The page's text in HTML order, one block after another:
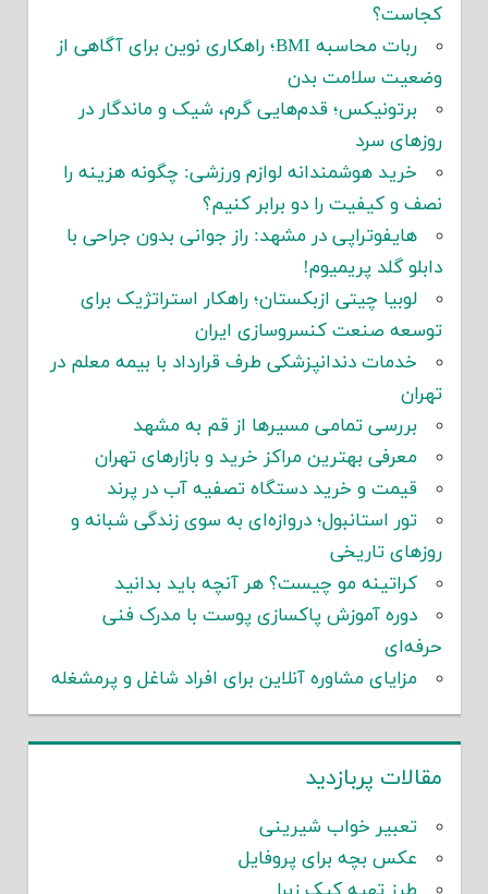
کجاست؟
ربات محاسبه BMI؛ راهکاری نوین برای آگاهی از
وضعیت سلامت بدن
برتونیکس؛ قدم‌هایی گرم، شیک و ماندگار در
روزهای سرد
خرید هوشمندانه لوازم ورزشی: چگونه هزینه را
نصف و کیفیت را دو برابر کنیم؟
هایفوتراپی در مشهد: راز جوانی بدون جراحی با
دابلو گلد پریمیوم!
لوبیا چیتی ازبکستان؛ راهکار استراتژیک برای
توسعه صنعت کنسروسازی ایران
خدمات دندانپزشکی طرف قرارداد با بیمه معلم در
تهران
بررسی تمامی مسیرها از قم به مشهد
معرفی بهترین مراکز خرید و بازارهای تهران
قیمت و خرید دستگاه تصفیه آب در پرند
تور استانبول؛ دروازه‌ای به سوی زندگی شبانه و
روزهای تاریخی
کراتینه مو چیست؟ هر آنچه باید بدانید
دوره آموزش پاکسازی پوست با مدرک فنی
حرفه‌ای
مزایای مشاوره آنلاین برای افراد شاغل و پرمشغله
مقالات پربازدید
تعبیر خواب شیرینی
عکس بچه برای پروفایل